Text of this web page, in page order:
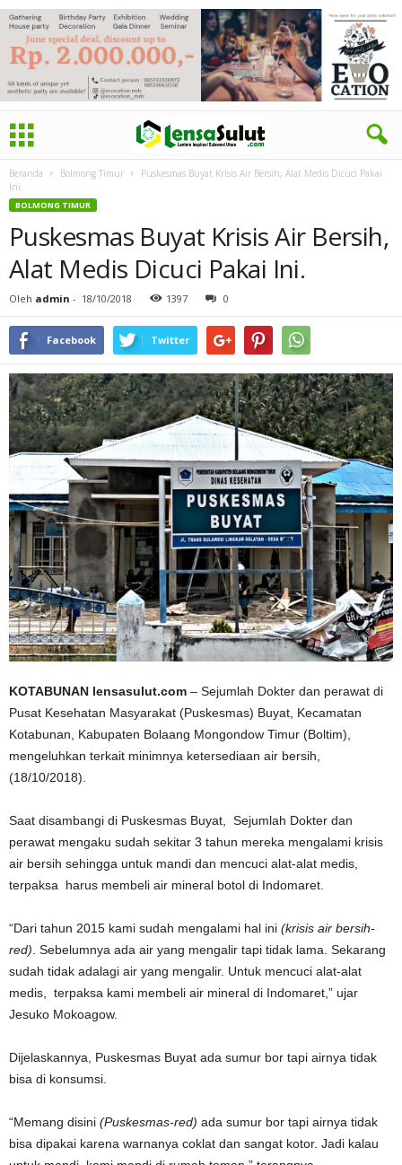
Beranda Bolmong Timur
Puskesmas Buyat Krisis Air Bersih, Alat Medis Dicuci Pakai
Ini.
BOLMONG TIMUR
Puskesmas Buyat Krisis Air Bersih,
Alat Medis Dicuci Pakai Ini.
Oleh admin - 18/10/2018 1397 0
Facebook Twitter
KOTABUNAN lensasulut.com – Sejumlah Dokter dan perawat di
Pusat Kesehatan Masyarakat (Puskesmas) Buyat, Kecamatan
Kotabunan, Kabupaten Bolaang Mongondow Timur (Boltim),
mengeluhkan terkait minimnya ketersediaan air bersih,
(18/10/2018).
Saat disambangi di Puskesmas Buyat, Sejumlah Dokter dan
perawat mengaku sudah sekitar 3 tahun mereka mengalami krisis
air bersih sehingga untuk mandi dan mencuci alat-alat medis,
terpaksa harus membeli air mineral botol di Indomaret.
“Dari tahun 2015 kami sudah mengalami hal ini (krisis air bersih-
red) . Sebelumnya ada air yang mengalir tapi tidak lama. Sekarang
sudah tidak adalagi air yang mengalir. Untuk mencuci alat-alat
medis, terpaksa kami membeli air mineral di Indomaret,” ujar
Jesuko Mokoagow.
Dijelaskannya, Puskesmas Buyat ada sumur bor tapi airnya tidak
bisa di konsumsi.
“Memang disini (Puskesmas-red) ada sumur bor tapi airnya tidak
bisa dipakai karena warnanya coklat dan sangat kotor. Jadi kalau